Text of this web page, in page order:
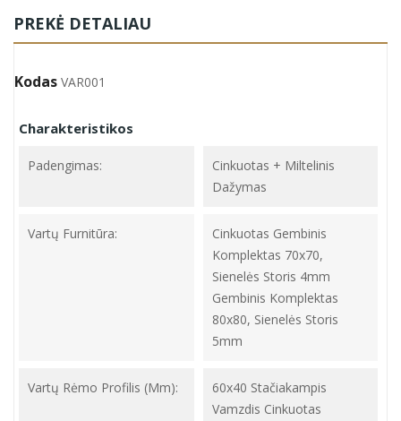
PREKĖ DETALIAU
Kodas VAR001
Charakteristikos
Padengimas:
Cinkuotas + Miltelinis
Dažymas
Vartų Furnitūra:
Cinkuotas Gembinis
Komplektas 70x70,
Sienelės Storis 4mm
Gembinis Komplektas
80x80, Sienelės Storis
5mm
Vartų Rėmo Profilis (mm):
60x40 Stačiakampis
Vamzdis Cinkuotas